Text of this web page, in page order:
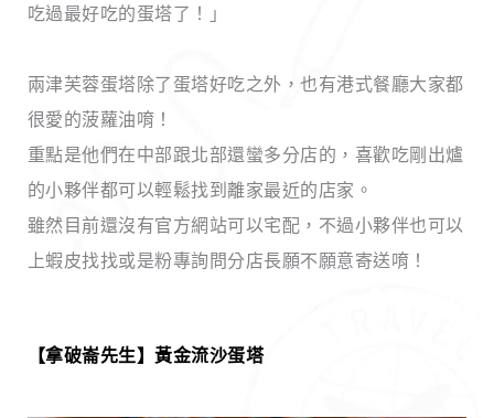
吃過最好吃的蛋塔了！」
兩津芙蓉蛋塔除了蛋塔好吃之外，也有港式餐廳大家都
很愛的菠蘿油唷！
重點是他們在中部跟北部還蠻多分店的，喜歡吃剛出爐
的小夥伴都可以輕鬆找到離家最近的店家。
雖然目前還沒有官方網站可以宅配，不過小夥伴也可以
上蝦皮找找或是粉專詢問分店長願不願意寄送唷！
【拿破崙先生】黃金流沙蛋塔